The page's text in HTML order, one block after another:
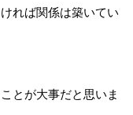
れば関係は築いてい
とが大事だと思いま